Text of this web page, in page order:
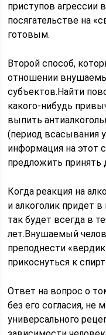
приступов агрессии
посягательстве на
готовым.
Второй способ,
отношении
субъектов.Найти
какого-нибудь
выпить
(период всасывания
информация на этот
предложить принять
Когда реакция на
и алкоголик придет
так будет всегда в
лет.Внушаемый
преподнести
прикоснуться к
Ответ на вопрос о
без его согласия,
универсального